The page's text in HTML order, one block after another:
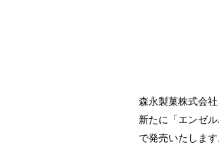
森永製菓株式会
新たに「エンゼ
で発売いたします